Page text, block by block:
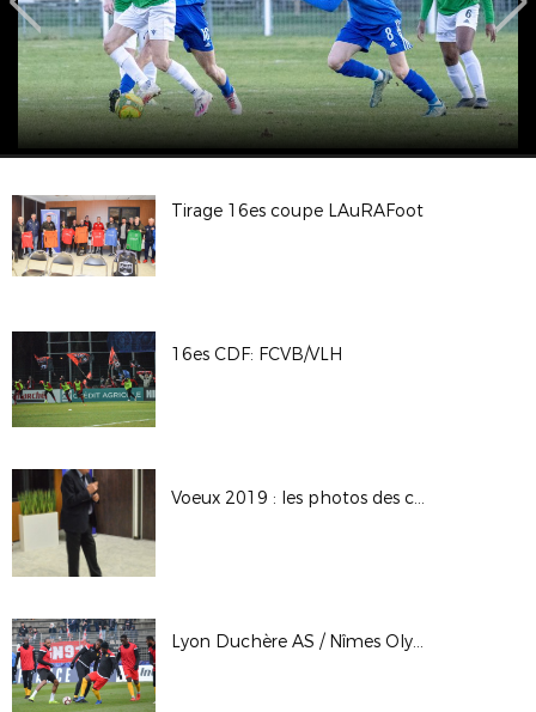
Tirage 16es coupe LAuRAFoot
16es CDF: FCVB/VLH
Voeux 2019 : les photos des cérémonies de Lyon et de Cournon
Lyon Duchère AS / Nîmes Olympique, 32es finale - CDF - 06 janvier